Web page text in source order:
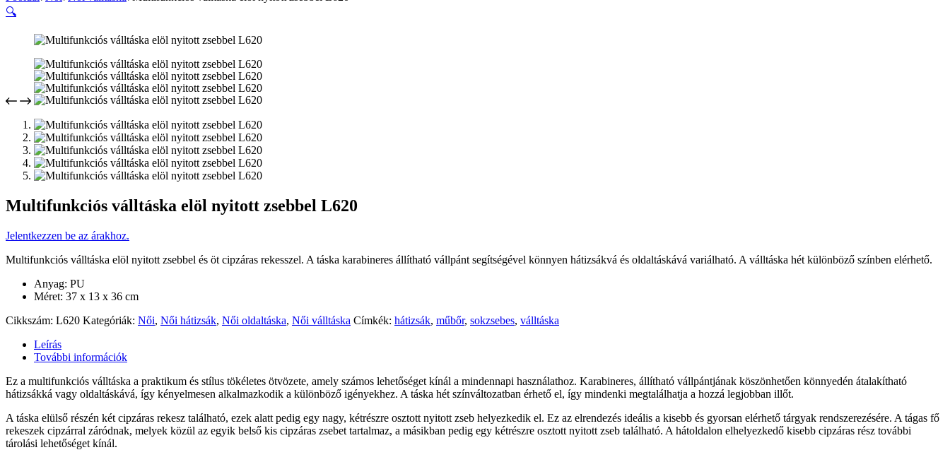
🔍
Multifunkciós válltáska elöl nyitott zsebbel L620
Jelentkezzen be az árakhoz.
Multifunkciós válltáska elöl nyitott zsebbel és öt cipzáras rekesszel. A táska karabineres állítható vállpánt segítségével könnyen hátizsákvá és oldaltáskává variálható. A válltáska hét különböző színben elérhető.
Anyag: PU
Méret: 37 x 13 x 36 cm
Cikkszám: L620 Kategóriák: Női, Női hátizsák, Női oldaltáska, Női válltáska Címkék: hátizsák, műbőr, sokzsebes, válltáska
Leírás
További információk
Ez a multifunkciós válltáska a praktikum és stílus tökéletes ötvözete, amely számos lehetőséget kínál a mindennapi használathoz. Karabineres, állítható vállpántjának köszönhetően könnyedén átalakítható
hátizsákká vagy oldaltáskává, így kényelmesen alkalmazkodik a különböző igényekhez. A táska hét színváltozatban érhető el, így mindenki megtalálhatja a hozzá legjobban illőt.
A táska elülső részén két cipzáras rekesz található, ezek alatt pedig egy nagy, kétrészre osztott nyitott zseb helyezkedik el. Ez az elrendezés ideális a kisebb és gyorsan elérhető tárgyak rendszerezésére. A tágas fő
rekeszek cipzárral záródnak, melyek közül az egyik belső kis cipzáras zsebet tartalmaz, a másikban pedig egy kétrészre osztott nyitott zseb található. A hátoldalon elhelyezkedő kisebb cipzáras rész további
tárolási lehetőséget kínál.